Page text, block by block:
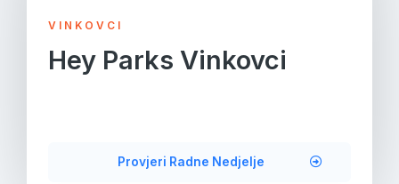
VINKOVCI
Hey Parks Vinkovci
Provjeri Radne Nedjelje